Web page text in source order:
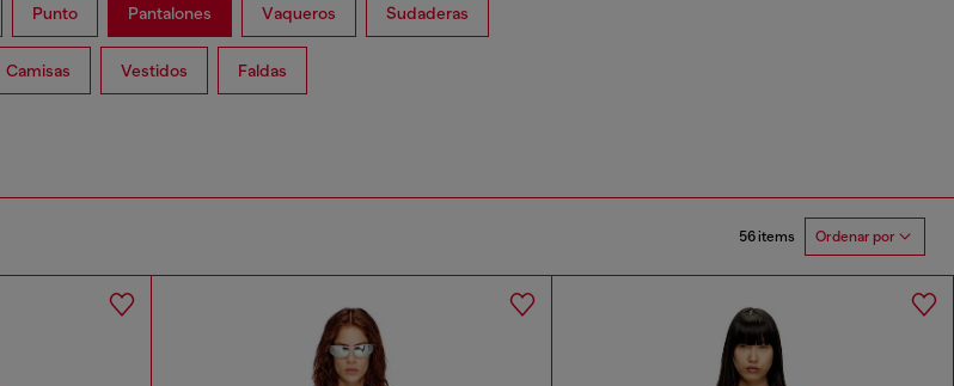
Punto Pantalones Vaqueros Sudaderas
Camisas Vestidos Faldas
56 items Ordenar por